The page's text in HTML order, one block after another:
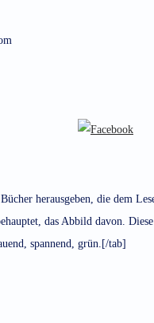
herausgeben, die dem
das Abbild davon.
spannend, grün.[/tab]